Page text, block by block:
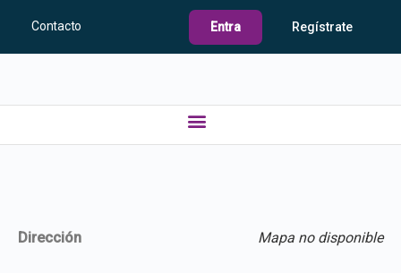
Contacto Entra Regístrate
Mapa no disponible
Dirección